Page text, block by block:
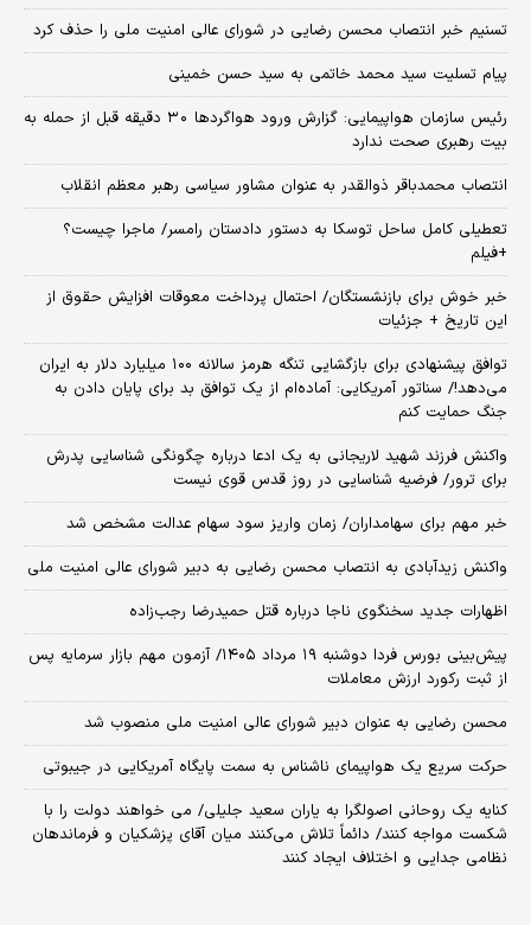
تسنیم خبر انتصاب محسن رضایی در شورای عالی امنیت ملی را حذف کرد
پیام تسلیت سید محمد خاتمی به سید حسن خمینی
رئیس سازمان هواپیمایی: گزارش ورود هواگردها ٣٠ دقیقه قبل از حمله به
بیت رهبری صحت ندارد
انتصاب محمدباقر ذوالقدر به عنوان مشاور سیاسی رهبر معظم انقلاب
تعطیلی کامل ساحل توسکا به دستور دادستان رامسر/ ماجرا چیست؟
+فیلم
خبر خوش برای بازنشستگان/ احتمال پرداخت معوقات افزایش حقوق از
این تاریخ + جزئیات
توافق پیشنهادی برای بازگشایی تنگه هرمز سالانه ۱۰۰ میلیارد دلار به ایران
می‌دهد!/ سناتور آمریکایی: آماده‌ام از یک توافق بد برای پایان دادن به
جنگ حمایت کنم
واکنش فرزند شهید لاریجانی به یک ادعا درباره چگونگی شناسایی پدرش
برای ترور/ فرضیه شناسایی در روز قدس قوی نیست
خبر مهم برای سهامداران/ زمان واریز سود سهام عدالت مشخص شد
واکنش زیدآبادی به انتصاب محسن رضایی به دبیر شورای عالی امنیت ملی
اظهارات جدید سخنگوی ناجا درباره قتل حمیدرضا رجب‌زاده
​پیش‌بینی بورس فردا دوشنبه ۱۹ مرداد ۱۴۰۵/ آزمون مهم بازار سرمایه پس
از ثبت رکورد ارزش معاملات
محسن رضایی به عنوان دبیر شورای عالی امنیت ملی منصوب شد
حرکت سریع یک هواپیمای ناشناس به سمت پایگاه آمریکایی در جیبوتی
کنایه یک روحانی اصولگرا به یاران سعید جلیلی/ می خواهند دولت را با
شکست مواجه کنند/ دائماً تلاش می‌کنند میان آقای پزشکیان و فرماندهان
نظامی جدایی و اختلاف ایجاد کنند